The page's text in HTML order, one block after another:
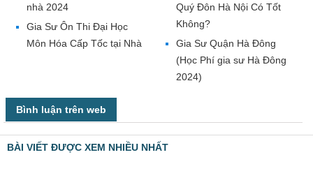
nhà 2024
Gia Sư Ôn Thi Đại Học
Môn Hóa Cấp Tốc tại Nhà
Quý Đôn Hà Nội Có Tốt
Không?
Gia Sư Quận Hà Đông
(Học Phí gia sư Hà Đông
2024)
Bình luận trên web
BÀI VIẾT ĐƯỢC XEM NHIỀU NHẤT